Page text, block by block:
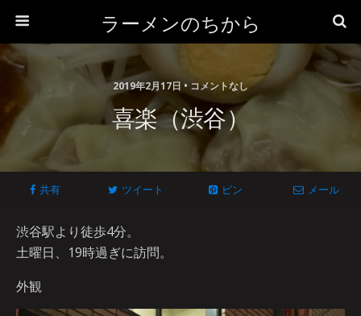
ラーメンのちから
2019年2月17日 • コメントなし
喜楽（渋谷）
共有 ツイート ピン メール
渋谷駅より徒歩4分。
土曜日、19時過ぎに訪問。
外観